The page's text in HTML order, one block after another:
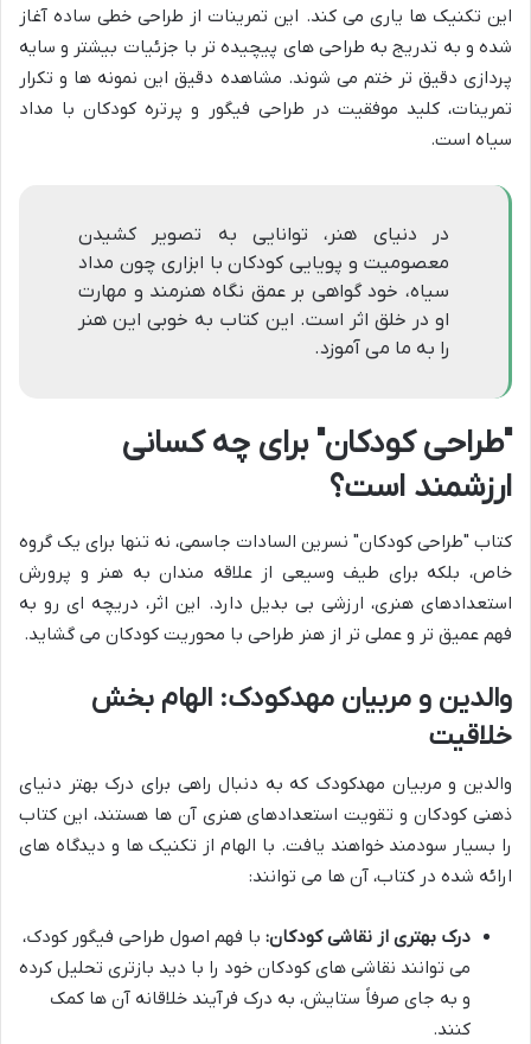
این تکنیک ها یاری می کند. این تمرینات از طراحی خطی ساده آغاز
شده و به تدریج به طراحی های پیچیده تر با جزئیات بیشتر و سایه
پردازی دقیق تر ختم می شوند. مشاهده دقیق این نمونه ها و تکرار
تمرینات، کلید موفقیت در طراحی فیگور و پرتره کودکان با مداد
سیاه است.
در دنیای هنر، توانایی به تصویر کشیدن
معصومیت و پویایی کودکان با ابزاری چون مداد
سیاه، خود گواهی بر عمق نگاه هنرمند و مهارت
او در خلق اثر است. این کتاب به خوبی این هنر
را به ما می آموزد.
"طراحی کودکان" برای چه کسانی
ارزشمند است؟
کتاب "طراحی کودکان" نسرین السادات جاسمی، نه تنها برای یک گروه
خاص، بلکه برای طیف وسیعی از علاقه مندان به هنر و پرورش
استعدادهای هنری، ارزشی بی بدیل دارد. این اثر، دریچه ای رو به
فهم عمیق تر و عملی تر از هنر طراحی با محوریت کودکان می گشاید.
والدین و مربیان مهدکودک: الهام بخش
خلاقیت
والدین و مربیان مهدکودک که به دنبال راهی برای درک بهتر دنیای
ذهنی کودکان و تقویت استعدادهای هنری آن ها هستند، این کتاب
را بسیار سودمند خواهند یافت. با الهام از تکنیک ها و دیدگاه های
ارائه شده در کتاب، آن ها می توانند:
درک بهتری از نقاشی کودکان: با فهم اصول طراحی فیگور کودک،
می توانند نقاشی های کودکان خود را با دید بازتری تحلیل کرده
و به جای صرفاً ستایش، به درک فرآیند خلاقانه آن ها کمک
کنند.